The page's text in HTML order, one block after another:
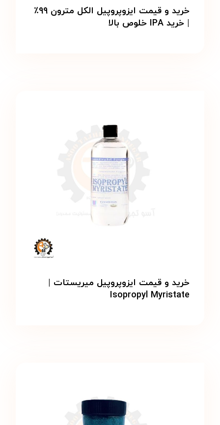
خرید و قیمت ایزوپروپیل الکل مترون ۹۹٪
| خرید IPA خلوص بالا
خرید و قیمت ایزوپروپیل میریستات |
Isopropyl Myristate